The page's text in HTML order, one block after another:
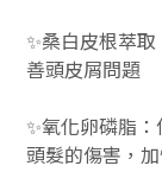
✨桑白皮根萃
善頭皮屑問題
✨氧化卵磷脂
頭髮的傷害，